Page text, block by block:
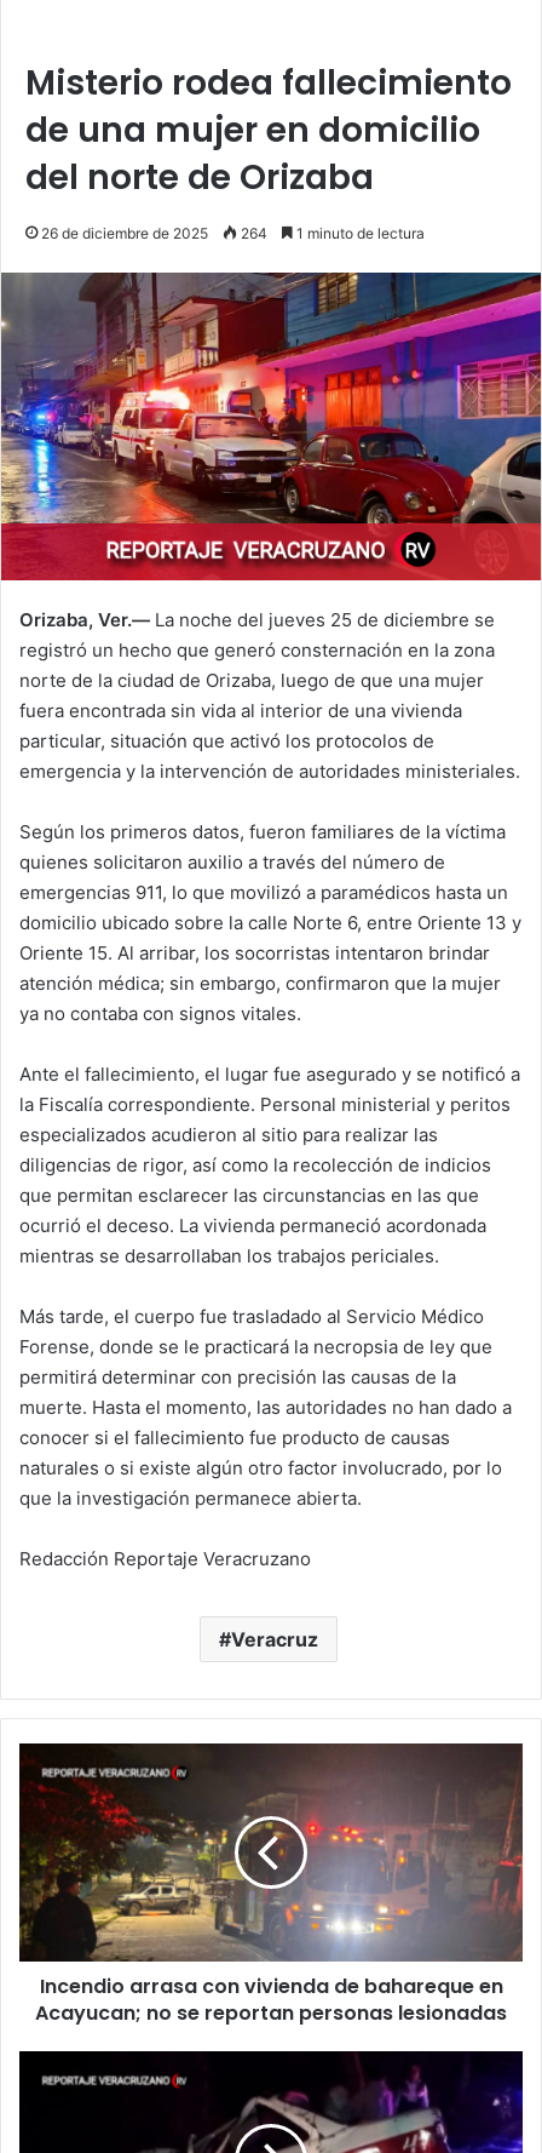
Misterio rodea fallecimiento
de una mujer en domicilio
del norte de Orizaba
26 de diciembre de 2025 264 1 minuto de lectura
Orizaba, Ver.— La noche del jueves 25 de diciembre se
registró un hecho que generó consternación en la zona
norte de la ciudad de Orizaba, luego de que una mujer
fuera encontrada sin vida al interior de una vivienda
particular, situación que activó los protocolos de
emergencia y la intervención de autoridades ministeriales.
Según los primeros datos, fueron familiares de la víctima
quienes solicitaron auxilio a través del número de
emergencias 911, lo que movilizó a paramédicos hasta un
domicilio ubicado sobre la calle Norte 6, entre Oriente 13 y
Oriente 15. Al arribar, los socorristas intentaron brindar
atención médica; sin embargo, confirmaron que la mujer
ya no contaba con signos vitales.
Ante el fallecimiento, el lugar fue asegurado y se notificó a
la Fiscalía correspondiente. Personal ministerial y peritos
especializados acudieron al sitio para realizar las
diligencias de rigor, así como la recolección de indicios
que permitan esclarecer las circunstancias en las que
ocurrió el deceso. La vivienda permaneció acordonada
mientras se desarrollaban los trabajos periciales.
Más tarde, el cuerpo fue trasladado al Servicio Médico
Forense, donde se le practicará la necropsia de ley que
permitirá determinar con precisión las causas de la
muerte. Hasta el momento, las autoridades no han dado a
conocer si el fallecimiento fue producto de causas
naturales o si existe algún otro factor involucrado, por lo
que la investigación permanece abierta.
Redacción Reportaje Veracruzano
Veracruz
Incendio
arrasa
con
vivienda
de
bahareque
en
Acayucan;
no
reportan
Incendio arrasa con vivienda de bahareque en
Acayucan; no se reportan personas lesionadas